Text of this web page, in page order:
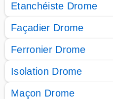
Etanchéiste Drome
Façadier Drome
Ferronier Drome
Isolation Drome
Maçon Drome